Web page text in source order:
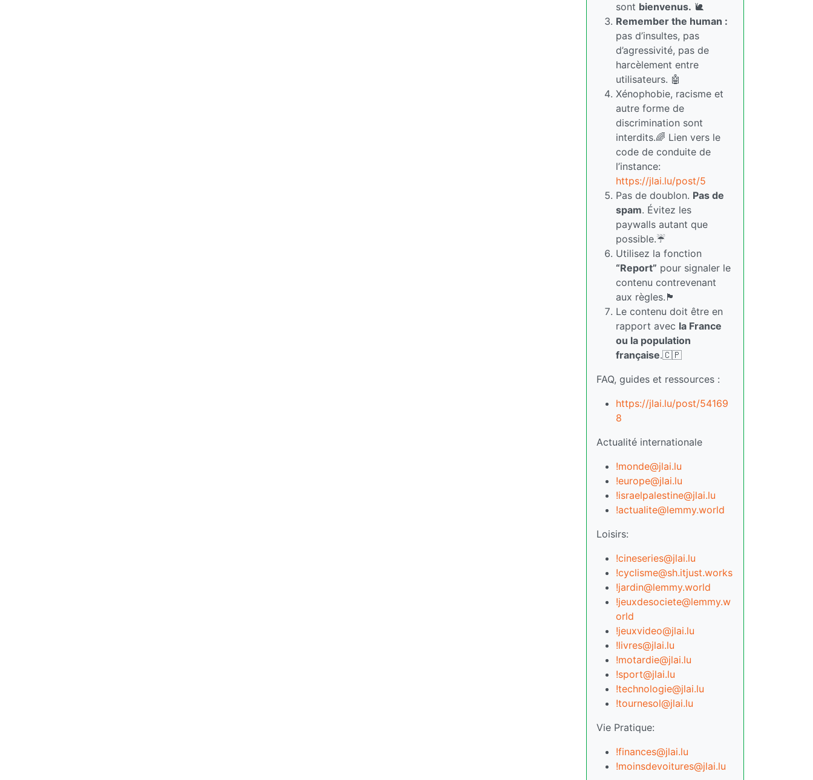
sont bienvenus. 🐌
Remember the human :
pas d’insultes, pas
d’agressivité, pas de
harcèlement entre
utilisateurs. 🤖
Xénophobie, racisme et
autre forme de
discrimination sont
interdits.🌈 Lien vers le
code de conduite de
l’instance:
https://jlai.lu/post/5
Pas de doublon. Pas de
spam. Évitez les
paywalls autant que
possible.☔
Utilisez la fonction
“Report” pour signaler le
contenu contrevenant
aux règles.🏴
Le contenu doit être en
rapport avec la France
ou la population
française.🇨🇵
FAQ, guides et ressources :
https://jlai.lu/post/54169
8
Actualité internationale
!monde@jlai.lu
!europe@jlai.lu
!israelpalestine@jlai.lu
!actualite@lemmy.world
Loisirs:
!cineseries@jlai.lu
!cyclisme@sh.itjust.works
!jardin@lemmy.world
!jeuxdesociete@lemmy.w
orld
!jeuxvideo@jlai.lu
!livres@jlai.lu
!motardie@jlai.lu
!sport@jlai.lu
!technologie@jlai.lu
!tournesol@jlai.lu
Vie Pratique:
!finances@jlai.lu
!moinsdevoitures@jlai.lu